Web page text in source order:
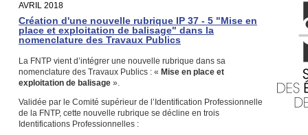
AVRIL 2018
Création d'une nouvelle rubrique IP 37 - 5 "Mise en
place et exploitation de balisage" dans la
nomenclature des Travaux Publics
La FNTP vient d’intégrer une nouvelle rubrique dans sa
nomenclature des Travaux Publics : « Mise en place et
exploitation de balisage ».
Validée par le Comité supérieur de l’Identification Professionnelle
de la FNTP, cette nouvelle rubrique se décline en trois
Identifications Professionnelles :